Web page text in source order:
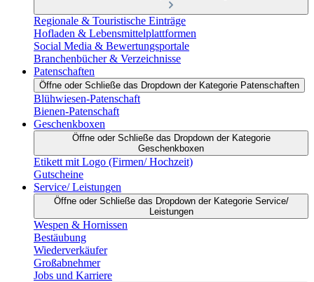
Regionale & Touristische Einträge
Hofladen & Lebensmittelplattformen
Social Media & Bewertungsportale
Branchenbücher & Verzeichnisse
Patenschaften
Öffne oder Schließe das Dropdown der Kategorie Patenschaften
Blühwiesen-Patenschaft
Bienen-Patenschaft
Geschenkboxen
Öffne oder Schließe das Dropdown der Kategorie
Geschenkboxen
Etikett mit Logo (Firmen/ Hochzeit)
Gutscheine
Service/ Leistungen
Öffne oder Schließe das Dropdown der Kategorie Service/
Leistungen
Wespen & Hornissen
Bestäubung
Wiederverkäufer
Großabnehmer
Jobs und Karriere